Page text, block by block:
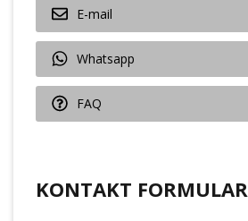
E-mail
Whatsapp
FAQ
KONTAKT FORMULAR